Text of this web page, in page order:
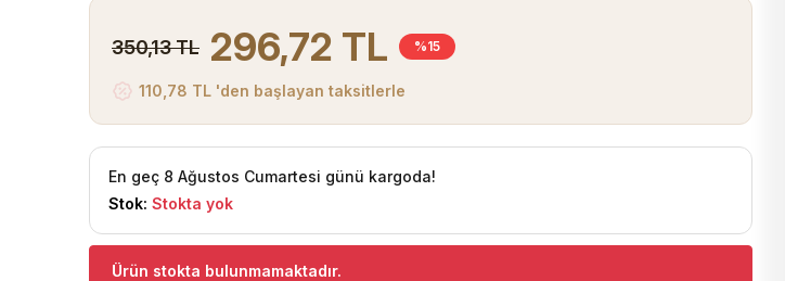
350,13 TL 296,72 TL %15
110,78 TL 'den başlayan taksitlerle
En geç 8 Ağustos Cumartesi günü kargoda!
Stok: Stokta yok
Ürün stokta bulunmamaktadır.